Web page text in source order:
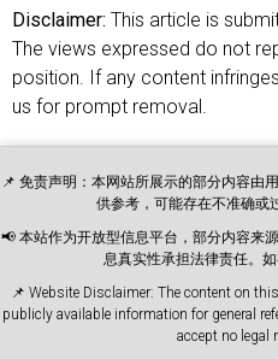
Disclaimer: This article is
The views expressed do not
position. If any content
us for prompt removal.
📌 免责声明：本网站所展示的部分内容由
供参考，可能存在不准确或
📢 本站作为开放型信息平台，部分内容来
息真实性承担法律责任。
📌 Website Disclaimer: The content on
publicly available information for general
accept no legal